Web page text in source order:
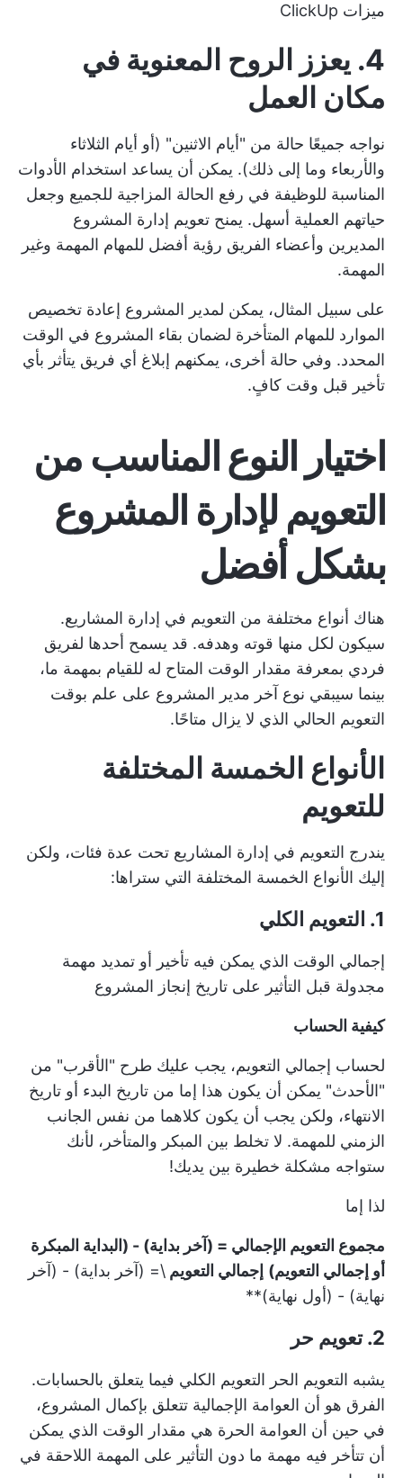
ميزات ClickUp
4. يعزز الروح المعنوية في
مكان العمل
نواجه جميعًا حالة من "أيام الاثنين" (أو أيام الثلاثاء
والأربعاء وما إلى ذلك). يمكن أن يساعد استخدام الأدوات
المناسبة للوظيفة في رفع الحالة المزاجية للجميع وجعل
حياتهم العملية أسهل. يمنح تعويم إدارة المشروع
المديرين وأعضاء الفريق رؤية أفضل للمهام المهمة وغير
المهمة.
على سبيل المثال، يمكن لمدير المشروع إعادة تخصيص
الموارد للمهام المتأخرة لضمان بقاء المشروع في الوقت
المحدد. وفي حالة أخرى، يمكنهم إبلاغ أي فريق يتأثر بأي
تأخير قبل وقت كافٍ.
اختيار النوع المناسب من
التعويم لإدارة المشروع
بشكل أفضل
هناك أنواع مختلفة من التعويم في إدارة المشاريع.
سيكون لكل منها قوته وهدفه. قد يسمح أحدها لفريق
فردي بمعرفة مقدار الوقت المتاح له للقيام بمهمة ما،
بينما سيبقي نوع آخر مدير المشروع على علم بوقت
التعويم الحالي الذي لا يزال متاحًا.
الأنواع الخمسة المختلفة
للتعويم
يندرج التعويم في إدارة المشاريع تحت عدة فئات، ولكن
إليك الأنواع الخمسة المختلفة التي ستراها:
1. التعويم الكلي
إجمالي الوقت الذي يمكن فيه تأخير أو تمديد مهمة
مجدولة قبل التأثير على تاريخ إنجاز المشروع
كيفية الحساب
لحساب إجمالي التعويم، يجب عليك طرح "الأقرب" من
"الأحدث" يمكن أن يكون هذا إما من تاريخ البدء أو تاريخ
الانتهاء، ولكن يجب أن يكون كلاهما من نفس الجانب
الزمني للمهمة. لا تخلط بين المبكر والمتأخر، لأنك
ستواجه مشكلة خطيرة بين يديك!
لذا إما
مجموع التعويم الإجمالي = (آخر بداية) - (البداية المبكرة
أو إجمالي التعويم) إجمالي التعويم \= (آخر بداية) - (آخر
نهاية) - (أول نهاية)**
2. تعويم حر
يشبه التعويم الحر التعويم الكلي فيما يتعلق بالحسابات.
الفرق هو أن العوامة الإجمالية تتعلق بإكمال المشروع،
في حين أن العوامة الحرة هي مقدار الوقت الذي يمكن
أن تتأخر فيه مهمة ما دون التأثير على المهمة اللاحقة في